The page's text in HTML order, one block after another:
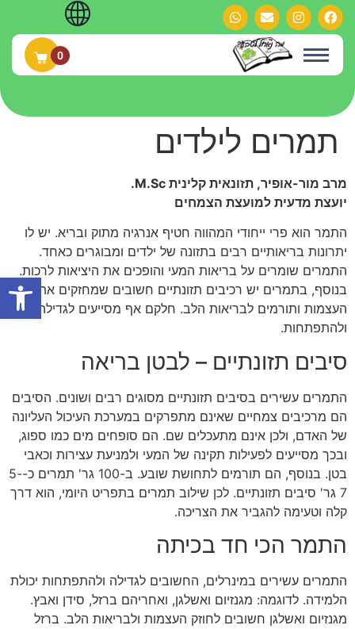
0
תמרים לילדים
מרב מור-אופיר, תזונאית קלינית M.Sc.
יועצת מדעית למועצת הצמחים
התמר הוא פרי ייחודי המהווה חטיף אנרגיה מתוק ובריא. יש לו
יתרונות בריאותיים רבים בתזונה של ילדים ומבוגרים כאחד.
התמרים שומרים על בריאות המעי והופכים את היציאות לרכות.
בנוסף, בתמרים יש רכיבים תזונתיים חשובים שמחזקים את
העצמות ותורמים לבריאות הלב. חלקם אף מסייעים לגדילה
ולהתפתחות.
סיבים תזונתיים – לבטן בריאה
התמרים עשירים בסיבים תזונתיים מסוגים רבים ושונים. הסיבים
הם מרכיבים צמחיים שאינם מתפרקים במערכת העיכול העליונה
של האדם, ולכן אינם מתעכלים שם. הם סופחים מים כמו ספוג,
ובכך מסייעים לפעילות תקינה של המעי ולמניעת עצירות וכאבי
בטן. בנוסף, הם תורמים לתחושת שובע. ב-100 גר' תמרים כ-5-
7 גר' סיבים תזונתיים. לכן שילוב תמרים בתפריט היומי, הוא דרך
קלה וטעימה להגביר את הצריכה.
התמר הכי חד בכיתה
התמרים עשירים במינרלים, החשובים לגדילה ולהתפתחות יכולת
הלמידה. לדוגמה: מגנזיום ואשלגן, ואחריהם ברזל, סידן ואבץ.
מגנזיום ואשלגן חשובים לחוזק העצמות ולבריאות הלב. ברזל